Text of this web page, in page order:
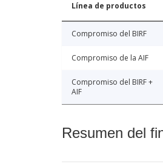
Línea de productos
Compromiso del BIRF
Compromiso de la AIF
Compromiso del BIRF +
AIF
Resumen del